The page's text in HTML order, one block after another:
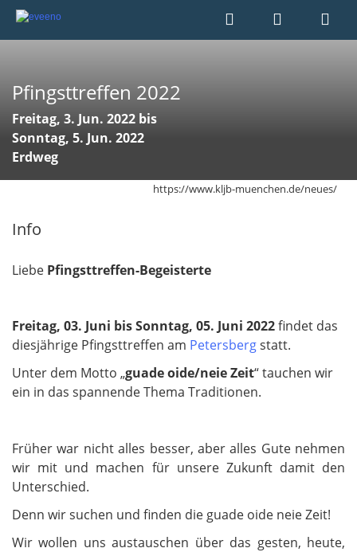
Pfingsttreffen 2022
Freitag, 3. Jun. 2022 bis
Sonntag, 5. Jun. 2022
Erdweg
https://www.kljb-muenchen.de/neues/
Info
Liebe Pfingsttreffen-Begeisterte
Freitag, 03. Juni bis Sonntag, 05. Juni 2022findet das
diesjährige Pfingsttreffen am Petersbergstatt.
Unter dem Motto „guade oide/neie Zeit“ tauchen wir
ein in das spannende Thema Traditionen.
Früher war nicht alles besser, aber alles Gute nehmen
wir mit und machen für unsere Zukunft damit den
Unterschied.
Denn wir suchen und finden die guade oide neie Zeit!
Wir wollen uns austauschen über das gesten, heute,